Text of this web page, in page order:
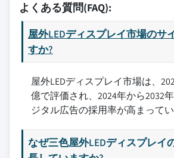
よくある質問(FAQ):
屋外LEDディスプレイ市場のサ
すか?
屋外LEDディスプレイ市場は、
億で評価され、2024年から2032
ジタル広告の採用率が高まって
なぜ三色屋外LEDディスプレイ